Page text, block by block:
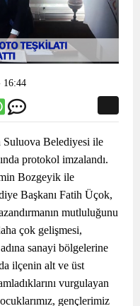
16:44
Suluova Belediyesi ile
protokol imzalandı.
Bozgeyik ile
Başkanı Fatih Üçok,
mutluluğunu
çok gelişmesi,
sanayi bölgelerine
ilçenin alt ve üst
vurgulayan
gençlerimiz